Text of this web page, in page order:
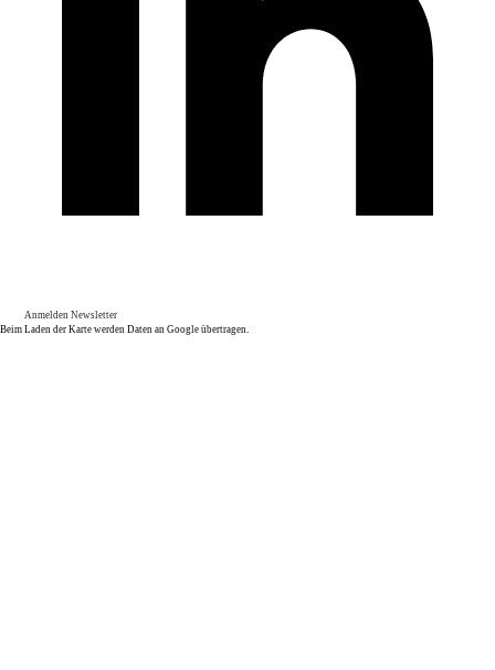
Anmelden Newsletter
Beim Laden der Karte werden Daten an Google übertragen.